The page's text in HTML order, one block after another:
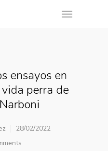
ensayos en
perra de
28/02/2022